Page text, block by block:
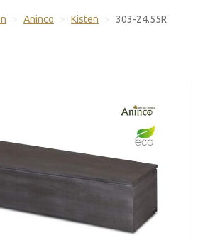
Aninco Kisten 303-24.55R